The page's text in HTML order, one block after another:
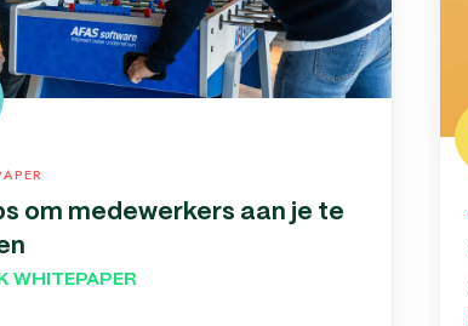
om medewerkers aan je te
WHITEPAPER